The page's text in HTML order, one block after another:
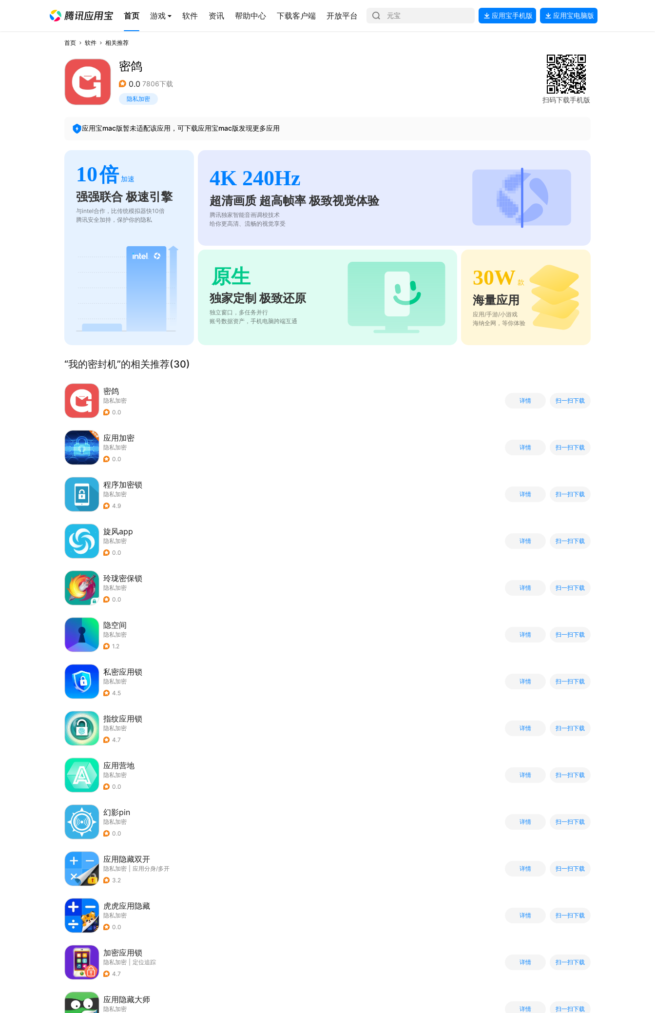
首页 游戏 软件 资讯 帮助中心 下载客户端 开放平台 应用宝手机版 应用宝电脑版
首页 软件 相关推荐
密鸽
0.0 7806下载
隐私加密 扫码下载手机版
应用宝mac版暂未适配该应用，可下载应用宝mac版发现更多应用
10倍 加速
强强联合 极速引擎
与intel合作，比传统模拟器快10倍
腾讯安全加持，保护你的隐私
4K 240Hz
超清画质 超高帧率 极致视觉体验
腾讯独家智能音画调校技术
给你更高清、流畅的视觉享受
原生
独家定制 极致还原
独立窗口，多任务并行
账号数据资产，手机电脑跨端互通
30W 款
海量应用
应用/手游/小游戏
海纳全网，等你体验
“我的密封机”的相关推荐(30)
密鸽
隐私加密
0.0
详情 扫一扫下载
应用加密
隐私加密
0.0
详情 扫一扫下载
程序加密锁
隐私加密
4.9
详情 扫一扫下载
旋风app
隐私加密
0.0
详情 扫一扫下载
玲珑密保锁
隐私加密
0.0
详情 扫一扫下载
隐空间
隐私加密
1.2
详情 扫一扫下载
私密应用锁
隐私加密
4.5
详情 扫一扫下载
指纹应用锁
隐私加密
4.7
详情 扫一扫下载
应用营地
隐私加密
0.0
详情 扫一扫下载
幻影pin
隐私加密
0.0
详情 扫一扫下载
应用隐藏双开
隐私加密
应用分身/多开
3.2
详情 扫一扫下载
虎虎应用隐藏
隐私加密
0.0
详情 扫一扫下载
加密应用锁
隐私加密
定位追踪
4.7
详情 扫一扫下载
应用隐藏大师
隐私加密
详情 扫一扫下载